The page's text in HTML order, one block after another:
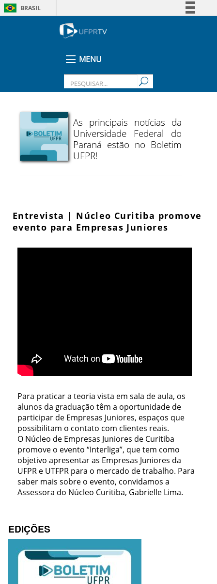
BRASIL
Legislação
MENU
As principais notícias da
Universidade Federal do
Paraná estão no Boletim
UFPR!
Entrevista | Núcleo Curitiba promove
evento para Empresas Juniores
Para praticar a teoria vista em sala de aula, os
alunos da graduação têm a oportunidade de
participar de Empresas Juniores, espaços que
possibilitam o contato com clientes reais.
O Núcleo de Empresas Juniores de Curitiba
promove o evento “Interliga”, que tem como
objetivo apresentar as Empresas Juniores da
UFPR e UTFPR para o mercado de trabalho. Para
saber mais sobre o evento, convidamos a
Assessora do Núcleo Curitiba, Gabrielle Lima.
EDIÇÕES